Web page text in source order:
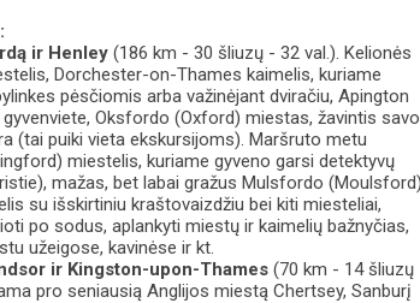
ir Henley (186 km - 30 šliuzų - 32 val.). Kelionės
Dorchester-on-Thames kaimelis, kuriame
pėsčiomis arba važinėjant dviračiu, Apington
Oksfordo (Oxford) miestas, žavintis savo
(tai puiki vieta ekskursijoms). Maršruto metu
miestelis, kuriame gyveno garsi detektyvų
mažas, bet labai gražus Mulsfordo (Moulsford)
su išskirtiniu kraštovaizdžiu bei kiti miesteliai,
po sodus, aplankyti miestų ir kaimelių bažnyčias,
užeigose, kavinėse ir kt.
ir Kingston-upon-Thames (70 km - 14 šliuzų
pro seniausią Anglijos miestą Chertsey, Sanburį